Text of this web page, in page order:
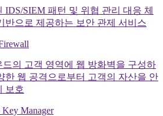
IDS/SIEM 패턴 및 위협 관리 대응 체
반으로 제공하는 보안 관제 서비스
드의 고객 영역에 웹 방화벽을 구성하
한 웹 공격으로부터 고객의 자산을 안
보호
Key Manager